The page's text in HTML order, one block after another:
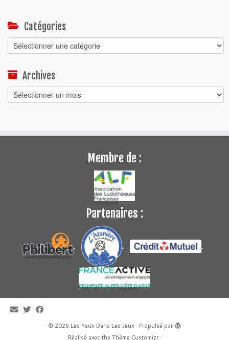
Catégories
Catégories
Archives
Archives
Membre de :
Partenaires :
· © 2026 Les Yeux Dans Les Jeux · Propulsé par
·
Réalisé avec the Thème Customizr·